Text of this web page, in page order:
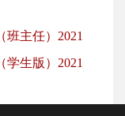
班主任）2021
学生版）2021